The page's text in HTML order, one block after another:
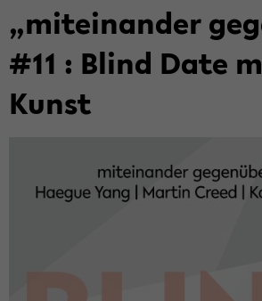
„mit­ein­an­der
#11 : Blind Date
Kunst